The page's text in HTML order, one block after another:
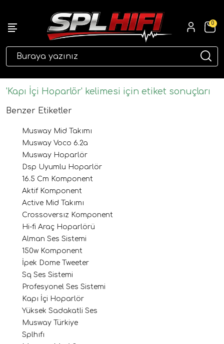
0
'Kapı İçi Hoparlör' kelimesi için etiket sonuçları
Benzer Etiketler
Musway Mid Takımı
Musway Voco 6.2a
Musway Hoparlör
Dsp Uyumlu Hoparlör
16.5 Cm Komponent
Aktif Komponent
Active Mid Takımı
Crossoversız Komponent
Hi-fi Araç Hoparlörü
Alman Ses Sistemi
150w Komponent
İpek Dome Tweeter
Sq Ses Sistemi
Profesyonel Ses Sistemi
Kapı İçi Hoparlör
Yüksek Sadakatli Ses
Musway Türkiye
Splhıfı